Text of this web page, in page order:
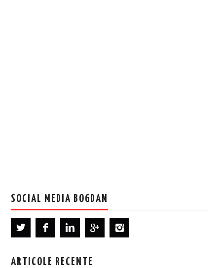
SOCIAL MEDIA BOGDAN
ARTICOLE RECENTE